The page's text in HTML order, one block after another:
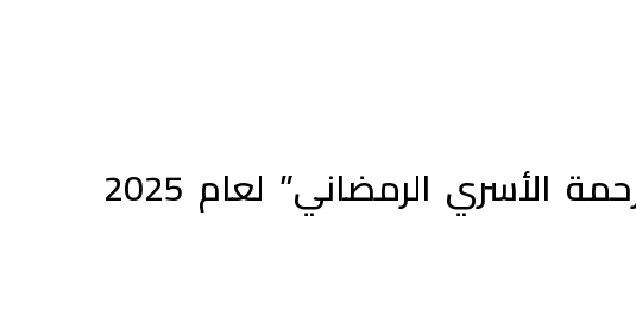
مؤسسة حميد بن راشد النعيمي الخيرية تنظم ملتقى “رحمة الأسري الرمضاني” لعام 2025